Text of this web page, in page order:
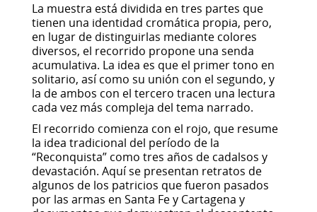
La muestra está dividida en tres partes que
tienen una identidad cromática propia, pero,
en lugar de distinguirlas mediante colores
diversos, el recorrido propone una senda
acumulativa. La idea es que el primer tono en
solitario, así como su unión con el segundo, y
la de ambos con el tercero tracen una lectura
cada vez más compleja del tema narrado.
El recorrido comienza con el rojo, que resume
la idea tradicional del período de la
“Reconquista” como tres años de cadalsos y
devastación. Aquí se presentan retratos de
algunos de los patricios que fueron pasados
por las armas en Santa Fe y Cartagena y